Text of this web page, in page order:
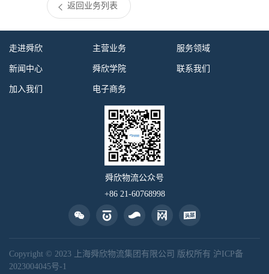
返回业务列表
走进舜欣 主营业务 服务领域
新闻中心 舜欣学院 联系我们
加入我们 电子商务
舜欣物流公众号
+86 21-60768998
Copyright © 2023 上海舜欣物流集团有限公司 版权所有 沪ICP备
2023004045号-1